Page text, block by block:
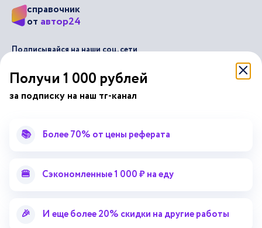
справочник
от автор24
Подписывайся на наши соц. сети
Научные статьи
Методические указания
Получи 1 000 рублей
за подписку на наш тг-канал
📚 Более 70% от цены реферата
🍔 Сэкономленные 1 000 ₽ на еду
🎉 И еще более 20% скидки на другие работы